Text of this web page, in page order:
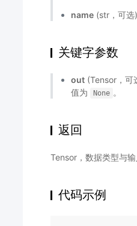
name (str，可
关键字参数
out (Tensor，
值为
None 。
返回
Tensor，数据类型与
代码示例